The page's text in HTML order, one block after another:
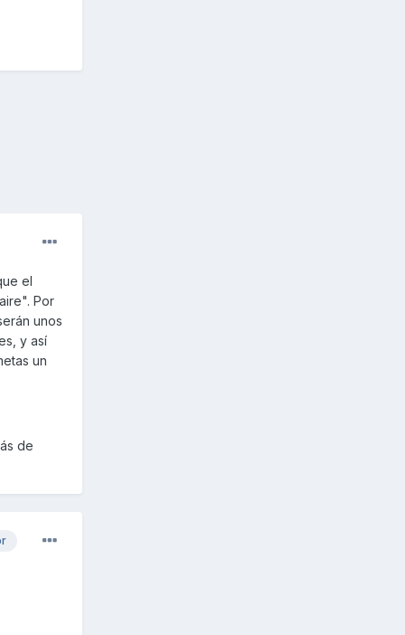
el
Por
unos
y así
un
de